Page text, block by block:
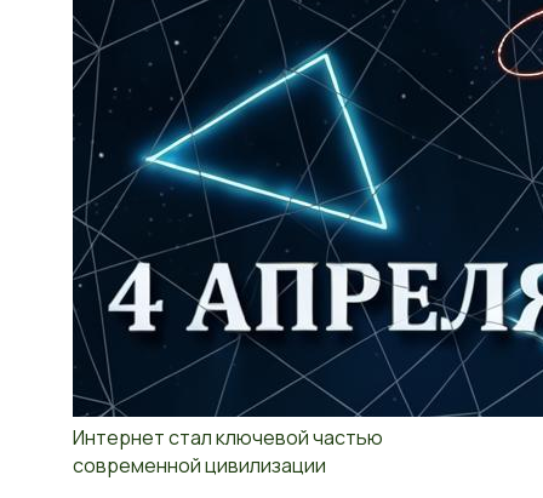
Интернет стал ключевой частью
современной цивилизации